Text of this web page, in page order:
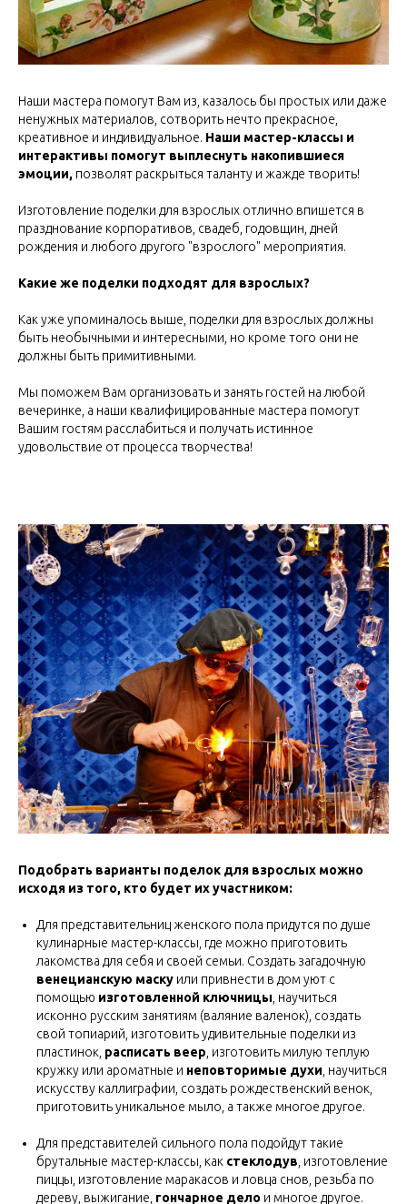
Наши мастера помогут Вам из, казалось бы простых или даже
ненужных материалов, сотворить нечто прекрасное,
креативное и индивидуальное. Наши мастер-классы и
интерактивы помогут выплеснуть накопившиеся
эмоции, позволят раскрыться таланту и жажде творить!
Изготовление поделки для взрослых отлично впишется в
празднование корпоративов, свадеб, годовщин, дней
рождения и любого другого "взрослого" мероприятия.
Какие же поделки подходят для взрослых?
Как уже упоминалось выше, поделки для взрослых должны
быть необычными и интересными, но кроме того они не
должны быть примитивными.
Мы поможем Вам организовать и занять гостей на любой
вечеринке, а наши квалифицированные мастера помогут
Вашим гостям расслабиться и получать истинное
удовольствие от процесса творчества!
Подобрать варианты поделок для взрослых можно
исходя из того, кто будет их участником:
Для представительниц женского пола придутся по душе
кулинарные мастер-классы, где можно приготовить
лакомства для себя и своей семьи. Создать загадочную
венецианскую маску или привнести в дом уют с
помощью изготовленной ключницы , научиться
исконно русским занятиям (валяние валенок), создать
свой топиарий, изготовить удивительные поделки из
пластинок, расписать веер , изготовить милую теплую
кружку или ароматные и неповторимые духи , научиться
искусству каллиграфии, создать рождественский венок,
приготовить уникальное мыло, а также многое другое.
Для представителей сильного пола подойдут такие
брутальные мастер-классы, как стеклодув , изготовление
пиццы, изготовление маракасов и ловца снов, резьба по
дереву, выжигание, гончарное дело и многое другое.